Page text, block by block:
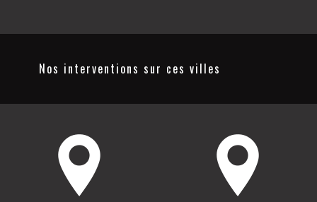
Nos interventions sur ces villes